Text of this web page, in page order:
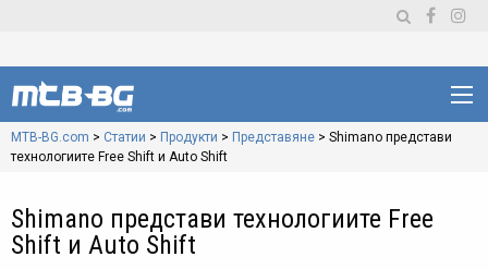
MTB-BG.com > Статии > Продукти > Представяне > Shimano представи
технологиите Free Shift и Auto Shift
Shimano представи технологиите Free
Shift и Auto Shift